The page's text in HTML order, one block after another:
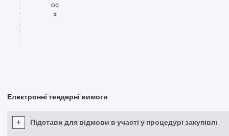
oc
x
Електронні тендерні вимоги
+ Підстави для відмови в участі у процедурі закупівлі